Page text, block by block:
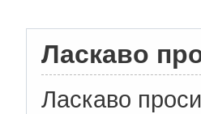
Ласкаво
Ласкаво